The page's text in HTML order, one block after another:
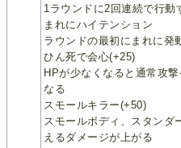
1ラウンドに2回連続で行動
まれにハイテンション
ラウンドの最初にまれに発
ひん死で会心(+25)
HPが少なくなると通常攻
なる
スモールキラー(+50)
スモールボディ、スタンダ
えるダメージが上がる